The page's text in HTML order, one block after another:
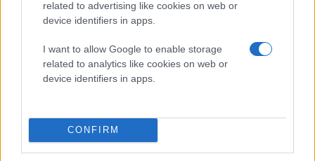
related to advertising like cookies on web or
device identifiers in apps.
I want to allow Google to enable storage
related to analytics like cookies on web or
device identifiers in apps.
CONFIRM
Διαβάστε περισσότερα
Τετάρτη 22 Ιου 2026, 09:07
Διεθνής ψήφος
επιλογές για ήρεμες
Διεθνής αποθέωση για